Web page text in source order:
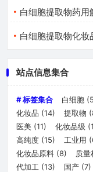
白细胞提取物药用
白细胞提取物化妆
站点信息集合
# 标签集合 白细胞
化妆品 (14) 提取物
医美 (11) 化妆品级
高纯度 (15) 工业用
化妆品原料 (8) 质量
代加工 (13) 国产 (7)